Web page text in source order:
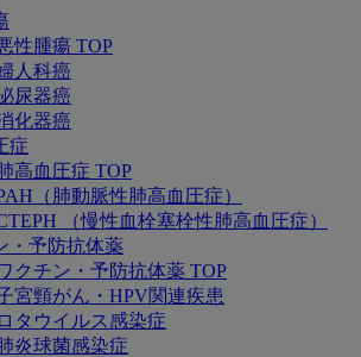
性腫瘍 TOP
人科癌
尿器癌
化器癌
症
高血圧症 TOP
（肺動脈性肺高血圧症）
（慢性血栓塞栓性肺高血圧症）
・予防抗体薬
クチン・予防抗体薬 TOP
宮頸がん・HPV関連疾患
タウイルス感染症
炎球菌感染症